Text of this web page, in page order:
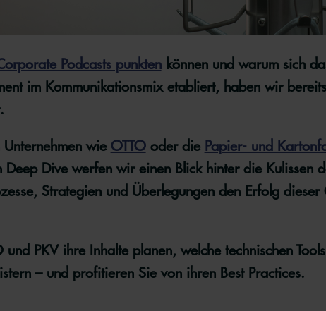
Podcasts punktenkönnen und warum sich
im Kommunikationsmix etabliert, haben wir
wie OTTOoder die Papier- und
Deep Dive werfen wir einen Blick hinter die Kulissen
Strategien und Überlegungen den Erfolg
und PKV ihre Inhalte planen, welche technischen
– und profitieren Sie von ihren Best Practices.